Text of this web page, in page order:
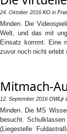
24. Oktober 2016 KO in
Minden. Die
Welt, und das mit
Einsatz kommt. Eine
zuvor noch nicht
Mitmach-
12. September 2016 OWLjr
Minden. Die MS
besucht.
(Liegestelle